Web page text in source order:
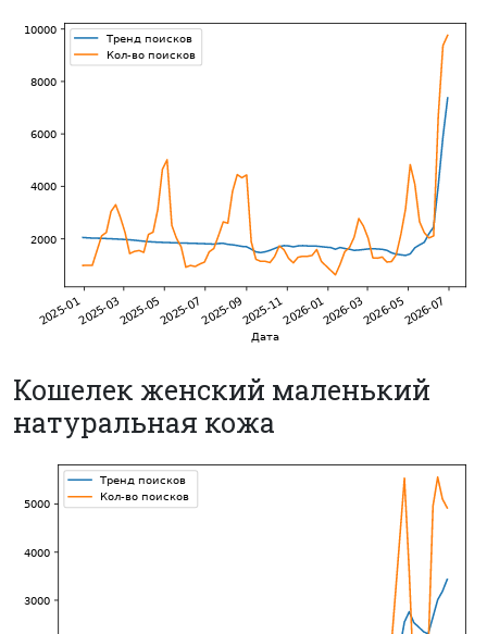
Кошелек женский маленький
натуральная кожа